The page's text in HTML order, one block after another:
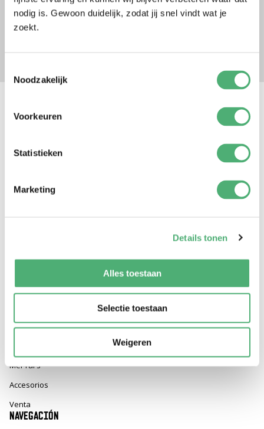
nodig is. Gewoon duidelijk, zodat jij snel vindt wat je
zoekt.
Noodzakelijk
Voorkeuren
Statistieken
Marketing
Details tonen
Alles toestaan
Selectie toestaan
Weigeren
Wijchen. Elige la opción de envío "Recogida gratuita
en Wijchen" al pagar.
ByKay y recibir ofertas interesantes en tu correo electrónico.
Al suscribirse, acepta nuestra política de privacidad y da su
consentimiento para recibir actualizaciones de nuestra empresa.
CATEGORÍAS
Portabebés
Mei Tai's
Accesorios
Venta
NAVEGACIÓN